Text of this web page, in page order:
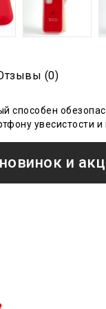
(0)
способен
увесистости
и